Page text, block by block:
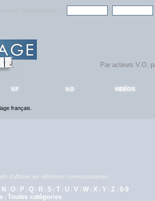
V.F V.O VIDÉOS
français.
d'afficher les définitions correspondantes :
N | O | P | Q | R | S | T | U | V |W | X | Y | Z |0-9
| Toutes catégories